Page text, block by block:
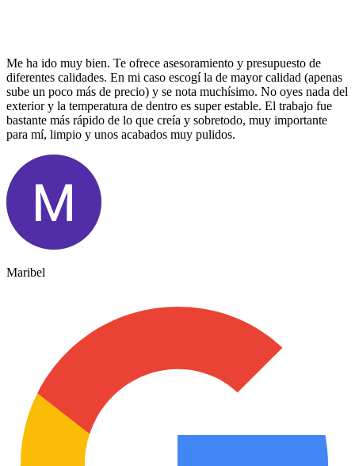
Me ha ido muy bien. Te ofrece asesoramiento y presupuesto de
diferentes calidades. En mi caso escogí la de mayor calidad (apenas
sube un poco más de precio) y se nota muchísimo. No oyes nada del
exterior y la temperatura de dentro es super estable. El trabajo fue
bastante más rápido de lo que creía y sobretodo, muy importante
para mí, limpio y unos acabados muy pulidos.
Maribel